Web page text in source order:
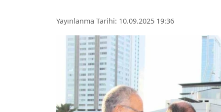
Yayınlanma Tarihi: 10.09.2025 19:36